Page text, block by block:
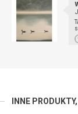
INNE PRODUKTY,